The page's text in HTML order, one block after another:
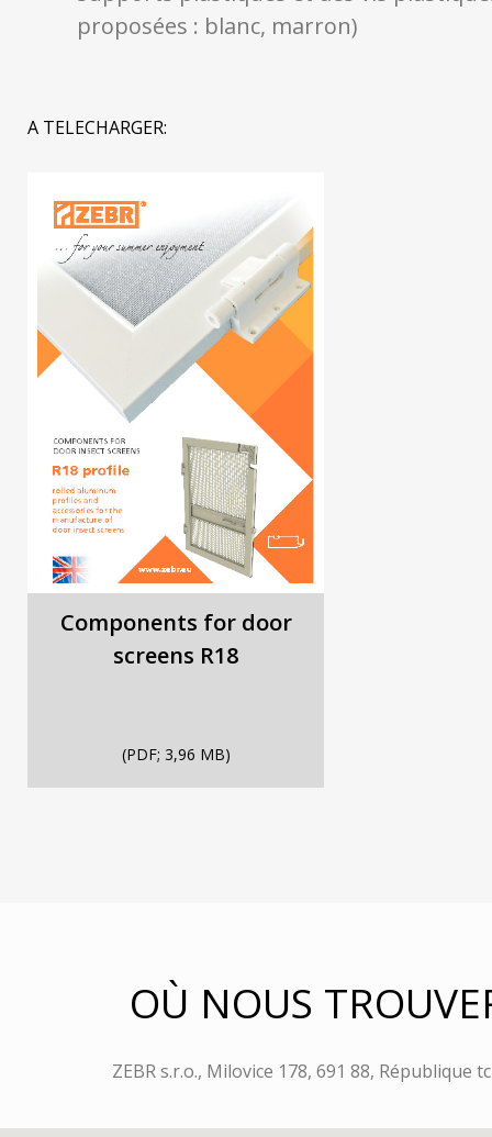
proposées : blanc, marron)
A TELECHARGER:
Components for door
screens R18
(PDF; 3,96 MB)
OÙ NOUS
ZEBR s.r.o., Milovice 178, 691 88, République